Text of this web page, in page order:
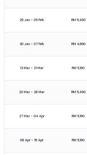
29 Jan - 05 Feb RM 5,490
30 Jan - 07 Feb RM 4,890
13 Mar - 21 Mar RM 5,190
20 Mar - 28 Mar RM 5,490
27 Mar - 04 Apr RM 5,190
08 Apr - 16 Apr RM 5,190